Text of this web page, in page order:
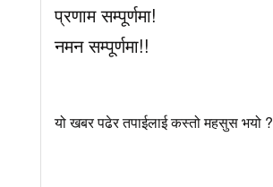
प्रणाम सम्पूर्णमा!
नमन सम्पूर्णमा!!
यो खबर पढेर तपाईलाई कस्तो महसुस भयो ?